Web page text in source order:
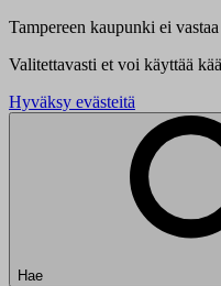
Tampereen kaupunki ei
Valitettavasti et voi käyttää
Hyväksy evästeitä
Hae